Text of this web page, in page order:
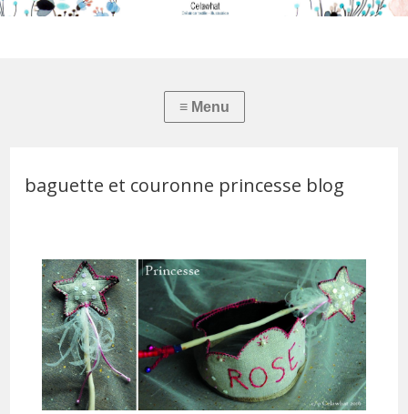
baguette et couronne princesse blog